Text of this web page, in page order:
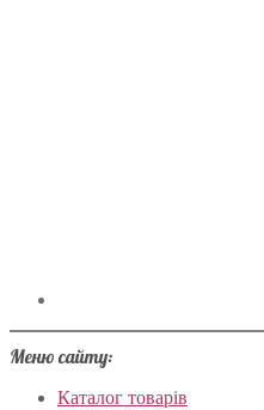
Меню сайту:
Каталог товарів